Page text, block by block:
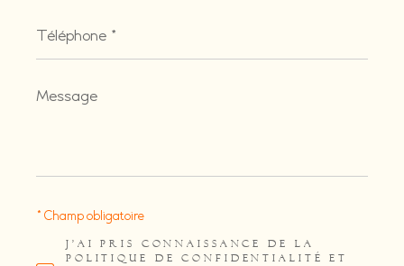
*
Message
*
J'AI PRIS CONNAISSANCE DE LA
POLITIQUE DE CONFIDENTIALITÉ ET
* Champ obligatoire